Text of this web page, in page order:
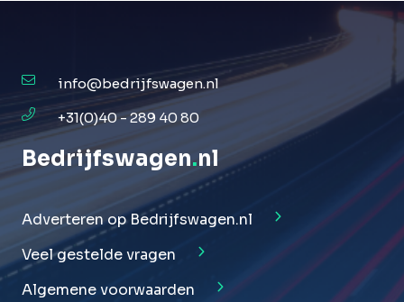
info@bedrijfswagen.nl
+31(0)40 - 289 40 80
Bedrijfswagen.nl
Adverteren op Bedrijfswagen.nl
Veel gestelde vragen
Algemene voorwaarden